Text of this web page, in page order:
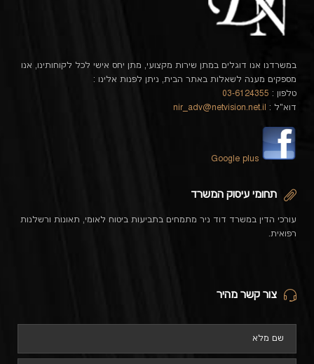
במשרדנו אנו דוגלים במתן שירות מקצועי, מתן יחס אישי לכל לקוחותינו, אנו
מספקים מענה לשאלות באתר הבית, ניתן לפנות אלינו :
טלפון : 03-6124355
דוא"ל : nir_adv@netvision.net.il
Google plus
תחומי עיסוק המשרד
עורכי הדין במשרד דוד ניר מתמחים בתביעות ביטוח לאומי, תאונות ורשלנות
רפואית.
צור קשר מהיר